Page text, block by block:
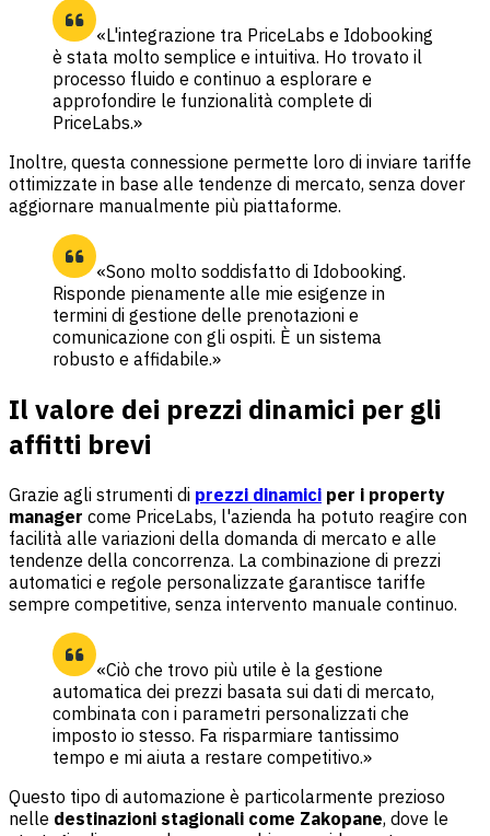
«L'integrazione tra PriceLabs e Idobooking
è stata molto semplice e intuitiva. Ho trovato il
processo fluido e continuo a esplorare e
approfondire le funzionalità complete di
PriceLabs.»
Inoltre, questa connessione permette loro di inviare tariffe
ottimizzate in base alle tendenze di mercato, senza dover
aggiornare manualmente più piattaforme.
«Sono molto soddisfatto di Idobooking.
Risponde pienamente alle mie esigenze in
termini di gestione delle prenotazioni e
comunicazione con gli ospiti. È un sistema
robusto e affidabile.»
Il valore dei prezzi dinamici per gli
affitti brevi
Grazie agli strumenti di prezzi dinamici per i property
manager come PriceLabs, l'azienda ha potuto reagire con
facilità alle variazioni della domanda di mercato e alle
tendenze della concorrenza. La combinazione di prezzi
automatici e regole personalizzate garantisce tariffe
sempre competitive, senza intervento manuale continuo.
«Ciò che trovo più utile è la gestione
automatica dei prezzi basata sui dati di mercato,
combinata con i parametri personalizzati che
imposto io stesso. Fa risparmiare tantissimo
tempo e mi aiuta a restare competitivo.»
Questo tipo di automazione è particolarmente prezioso
nelle destinazioni stagionali come Zakopane, dove le